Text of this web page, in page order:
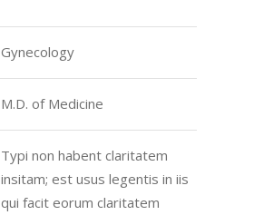
Gynecology
M.D. of Medicine
Typi non habent claritatem
insitam; est usus legentis in iis
qui facit eorum claritatem